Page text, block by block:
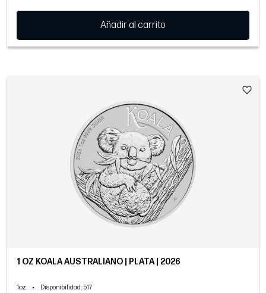
Añadir al carrito
1 OZ KOALA AUSTRALIANO | PLATA | 2026
1oz • Disponibilidad: 517